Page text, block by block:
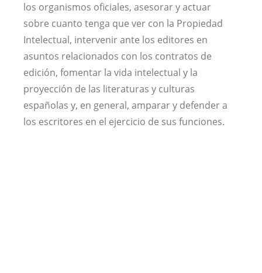
los organismos oficiales, asesorar y actuar
sobre cuanto tenga que ver con la Propiedad
Intelectual, intervenir ante los editores en
asuntos relacionados con los contratos de
edición, fomentar la vida intelectual y la
proyección de las literaturas y culturas
españolas y, en general, amparar y defender a
los escritores en el ejercicio de sus funciones.